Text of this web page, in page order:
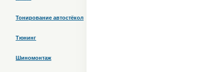
Тонирование автостёкол
Тюнинг
Шиномонтаж